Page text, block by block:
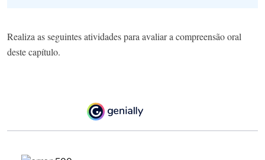
Realiza as seguintes atividades para avaliar a compreensão oral
deste capítulo.